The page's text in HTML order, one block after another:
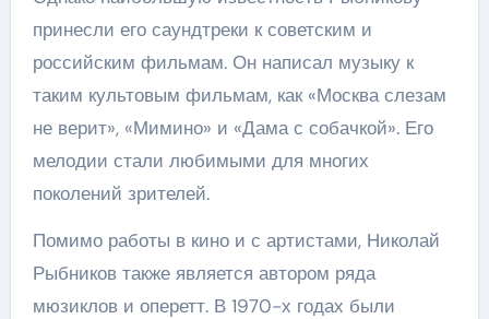
принесли его саундтреки к советским и
российским фильмам. Он написал музыку к
таким культовым фильмам, как «Москва слезам
не верит», «Мимино» и «Дама с собачкой». Его
мелодии стали любимыми для многих
поколений зрителей.
Помимо работы в кино и с артистами, Николай
Рыбников также является автором ряда
мюзиклов и оперетт. В 1970-х годах были